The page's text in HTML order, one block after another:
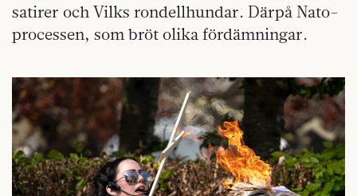
satirer och Vilks rondellhundar. Därpå Nato-
processen, som bröt olika fördämningar.